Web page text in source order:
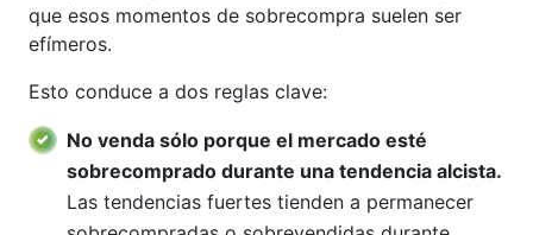
que esos momentos de sobrecompra suelen ser
efímeros.
Esto conduce a dos reglas clave:
No venda sólo porque el mercado esté
sobrecomprado durante una tendencia alcista.
Las tendencias fuertes tienden a permanecer